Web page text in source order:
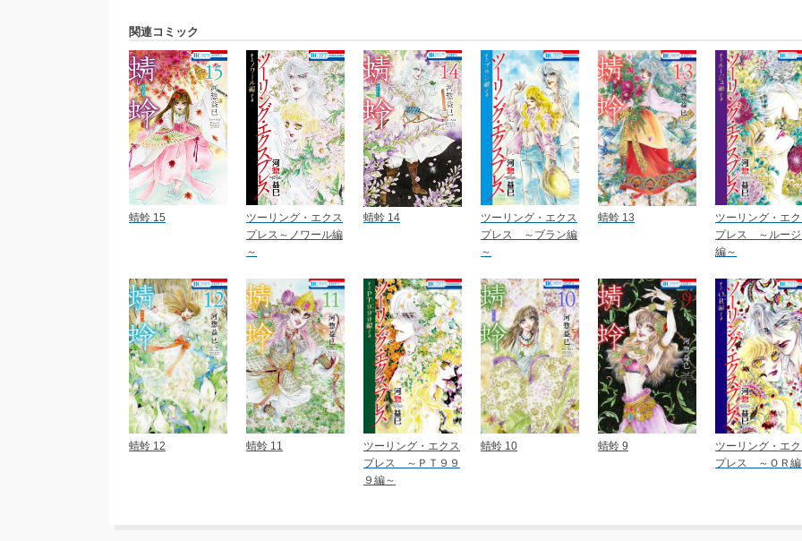
関連コミック
蜻蛉 15
ツーリング・エクス
プレス～ノワール編
～
蜻蛉 14
ツーリング・エクス
プレス ～ブラン編
～
蜻蛉 13
ツーリング・エ
プレス ～ルー
編～
蜻蛉 12 蜻蛉 11
ツーリング・エクス
プレス ～ＰＴ９９
９編～
蜻蛉 10 蜻蛉 9
ツーリング・エ
プレス ～ＯＲ